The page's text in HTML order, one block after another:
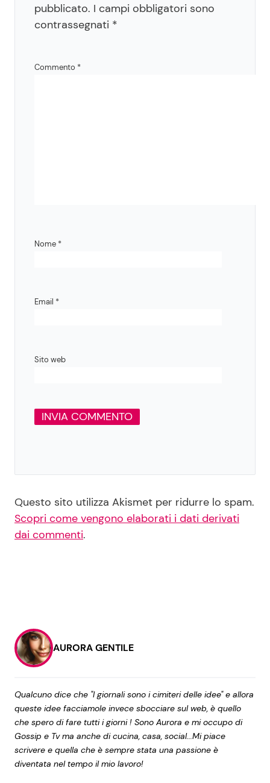
pubblicato. I campi obbligatori sono
contrassegnati *
Commento *
Nome *
Email *
Sito web
Questo sito utilizza Akismet per ridurre lo spam.
Scopri come vengono elaborati i dati derivati
dai commenti.
AURORA GENTILE
Qualcuno dice che "I giornali sono i cimiteri delle idee" e allora
queste idee facciamole invece sbocciare sul web, è quello
che spero di fare tutti i giorni ! Sono Aurora e mi occupo di
Gossip e Tv ma anche di cucina, casa, social...Mi piace
scrivere e quella che è sempre stata una passione è
diventata nel tempo il mio lavoro!